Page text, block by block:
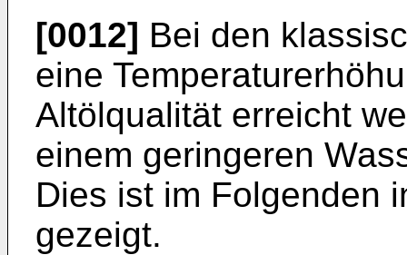
[0012] Bei den
eine
Altölqualität erreicht
einem geringeren
Dies ist im Folgenden
gezeigt.